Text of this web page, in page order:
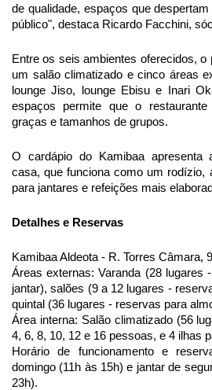
de qualidade, espaços que
público", destaca Ricardo Facchini,
Entre os seis ambientes oferecidos, o
um salão climatizado e cinco áreas
lounge Jiso, lounge Ebisu e Inari
espaços permite que o
graças e tamanhos de grupos.
O cardápio do Kamibaa apresenta
casa, que funciona como um rodízio,
para jantares e refeições mais
Detalhes e Reservas
Kamibaa Aldeota - R. Torres Câmara,
Áreas externas: Varanda (28 lugares
jantar), salões (9 a 12 lugares -
quintal (36 lugares - reservas para
Área interna: Salão climatizado (56
4, 6, 8, 10, 12 e 16 pessoas, e 4 ilhas
Horário de funcionamento e
domingo (11h às 15h) e jantar de
23h).